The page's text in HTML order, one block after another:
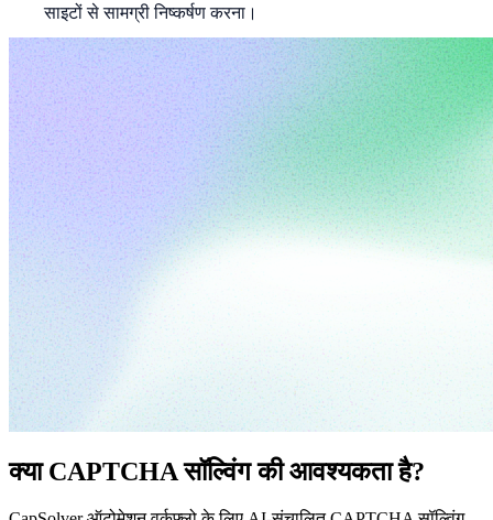
साइटों से सामग्री निष्कर्षण करना।
क्या CAPTCHA सॉल्विंग की आवश्यकता है?